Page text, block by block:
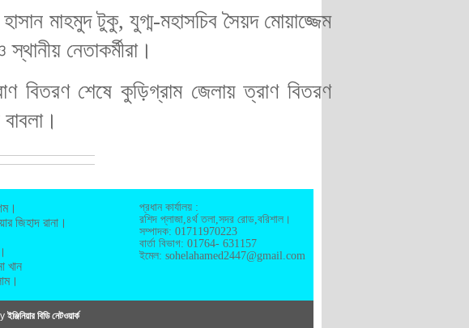
মাহমুদ টুকু, যুগ্ম-মহাসচিব সৈয়দ মোয়াজ্জেম
নেতাকর্মীরা।
বিতরণ শেষে কুড়িগ্রাম জেলায় ত্রাণ বিতরণ
জিহাদ রানা।
খান
প্রধান কার্যালয় :
রশিদ প্লাজা,৪র্থ তলা,সদর রোড,বরিশাল।
সম্পাদক: 01711970223
বার্তা বিভাগ: 01764- 631157
ইমেল: sohelahamed2447@gmail.com
ইঞ্জিনিয়ার বিডি নেটওয়ার্ক